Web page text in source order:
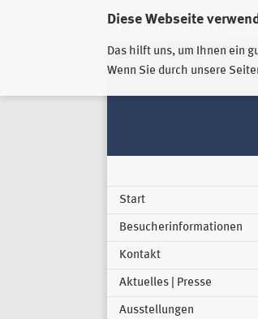
Diese Webseite
Das hilft uns, um Ihnen ein
Wenn Sie durch unsere
Start
Besucherinformationen
Kontakt
Aktuelles | Presse
Ausstellungen